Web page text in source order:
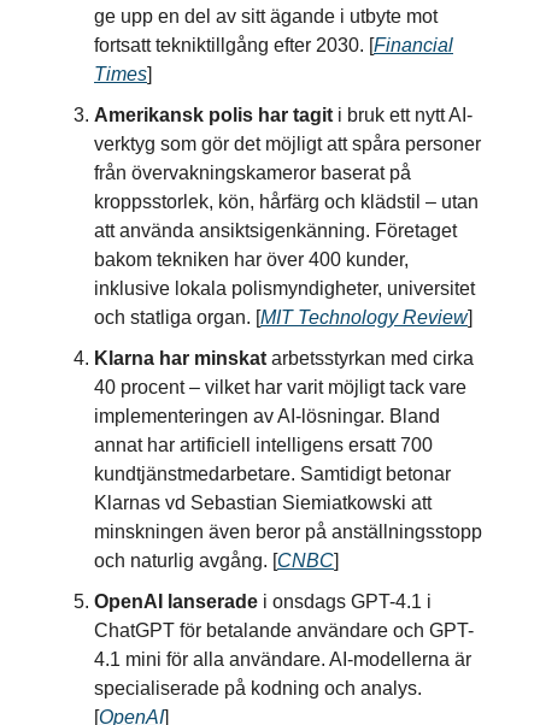
ge upp en del av sitt ägande i utbyte mot
fortsatt tekniktillgång efter 2030. [Financial
Times]
Amerikansk polis har tagit i bruk ett nytt AI-
verktyg som gör det möjligt att spåra personer
från övervakningskameror baserat på
kroppsstorlek, kön, hårfärg och klädstil – utan
att använda ansiktsigenkänning. Företaget
bakom tekniken har över 400 kunder,
inklusive lokala polismyndigheter, universitet
och statliga organ. [MIT Technology Review]
Klarna har minskat arbetsstyrkan med cirka
40 procent – vilket har varit möjligt tack vare
implementeringen av AI-lösningar. Bland
annat har artificiell intelligens ersatt 700
kundtjänstmedarbetare. Samtidigt betonar
Klarnas vd Sebastian Siemiatkowski att
minskningen även beror på anställningsstopp
och naturlig avgång. [CNBC]
OpenAI lanserade i onsdags GPT-4.1 i
ChatGPT för betalande användare och GPT-
4.1 mini för alla användare. AI-modellerna är
specialiserade på kodning och analys.
[OpenAI]